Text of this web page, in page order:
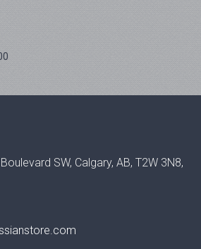
SW, Calgary, AB, T2W 3N8,